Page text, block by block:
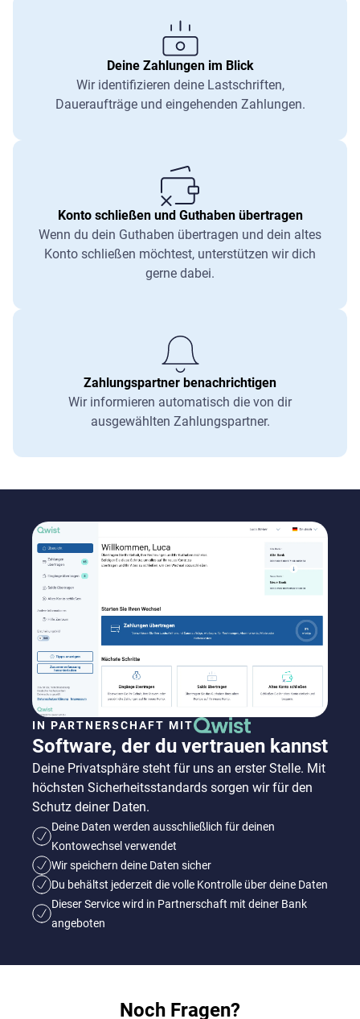
Deine Zahlungen im Blick
Wir identifizieren deine Lastschriften,
Daueraufträge und eingehenden Zahlungen.
Konto schließen und Guthaben übertragen
Wenn du dein Guthaben übertragen und dein altes
Konto schließen möchtest, unterstützen wir dich
gerne dabei.
Zahlungspartner benachrichtigen
Wir informieren automatisch die von dir
ausgewählten Zahlungspartner.
IN PARTNERSCHAFT MIT
Software, der du vertrauen kannst
Deine Privatsphäre steht für uns an erster Stelle. Mit
höchsten Sicherheitsstandards sorgen wir für den
Schutz deiner Daten.
Deine Daten werden ausschließlich für deinen
Kontowechsel verwendet
Wir speichern deine Daten sicher
Du behältst jederzeit die volle Kontrolle über deine Daten
Dieser Service wird in Partnerschaft mit deiner Bank
angeboten
Noch Fragen?